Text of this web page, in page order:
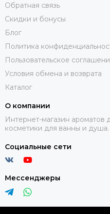
Обратная связь
Скидки и бонусы
Блог
Политика
Пользовательское
Условия обмена и возврата
Каталог
О компании
Интернет-магазин ароматов
косметики для ванны и душа.
Социальные сети
Мессенджеры